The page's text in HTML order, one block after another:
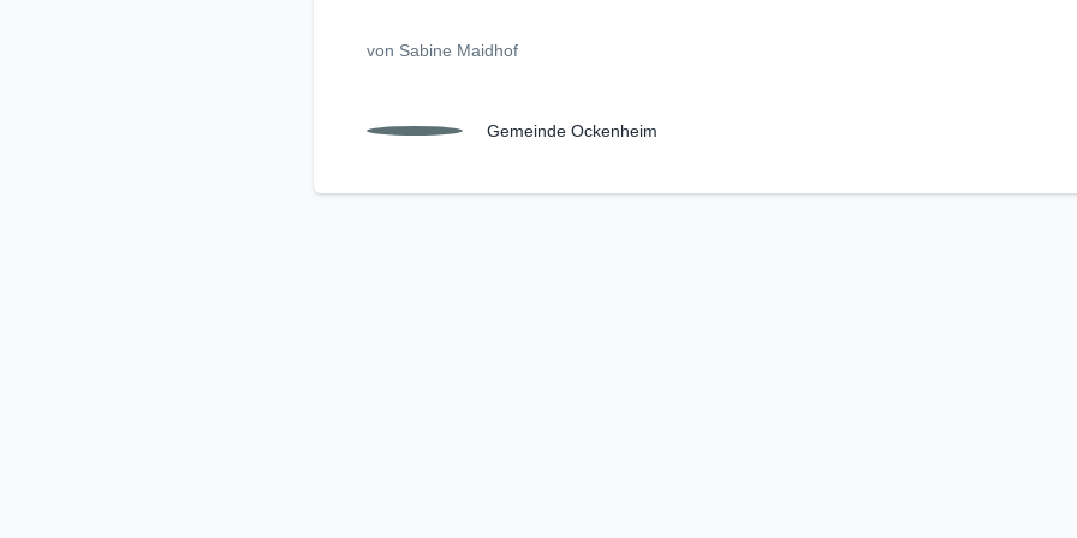
von Sabine Maidhof
Gemeinde Ockenheim